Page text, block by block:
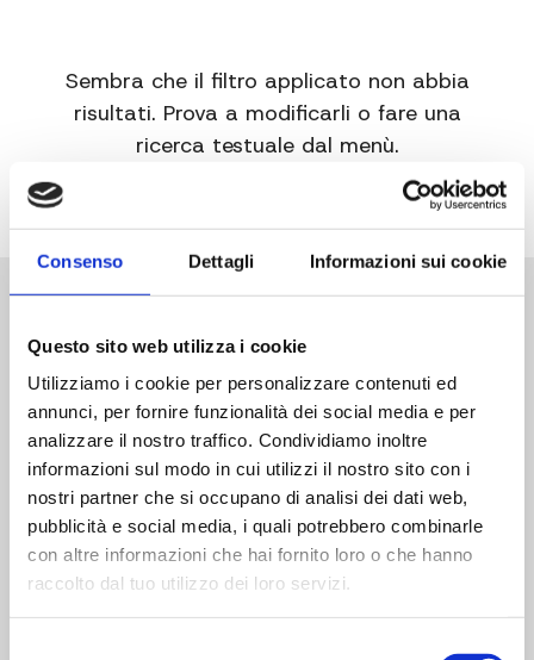
Consenso Dettagli Informazioni sui cookie
Questo sito web utilizza i cookie
Utilizziamo i cookie per personalizzare contenuti ed
annunci, per fornire funzionalità dei social media e per
analizzare il nostro traffico. Condividiamo inoltre
informazioni sul modo in cui utilizzi il nostro sito con i
nostri partner che si occupano di analisi dei dati web,
pubblicità e social media, i quali potrebbero combinarle
con altre informazioni che hai fornito loro o che hanno
raccolto dal tuo utilizzo dei loro servizi.
Sembra che il filtro applicato non abbia
risultati. Prova a modificarli o fare una
ricerca testuale dal menù.
Sede Operativa
Via Sanguine, 11
46030 Correggioverde di Dosolo
(Mantova) Italia